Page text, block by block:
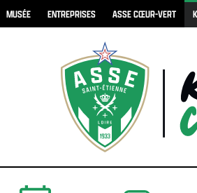
MUSÉE ENTREPRISES ASSE CŒUR-VERT